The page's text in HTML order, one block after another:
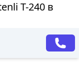
T-240 в